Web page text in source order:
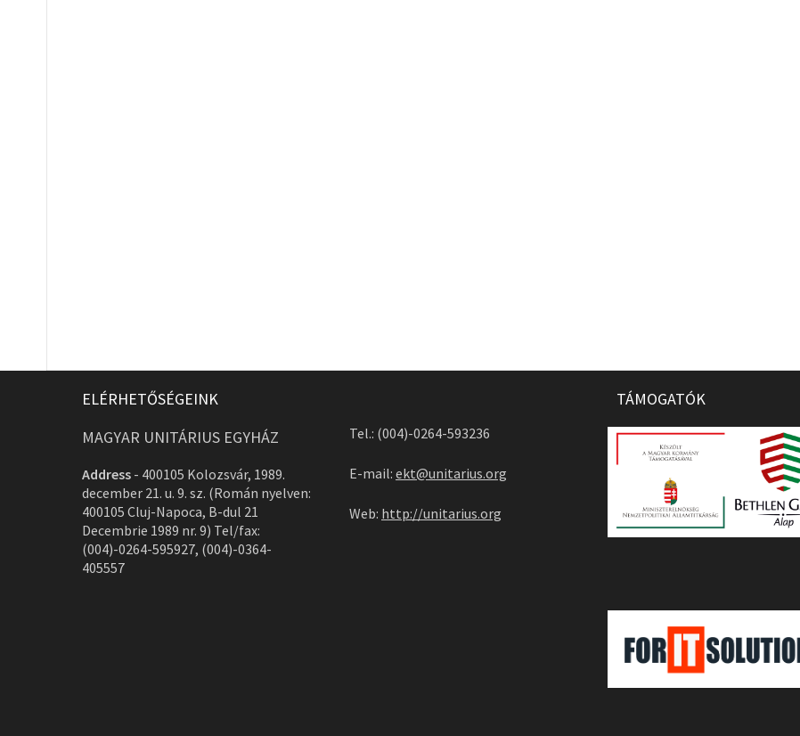
ELÉRHETŐSÉGEINK
MAGYAR UNITÁRIUS EGYHÁZ
Address - 400105 Kolozsvár, 1989.
december 21. u. 9. sz. (Román nyelven:
400105 Cluj-Napoca, B-dul 21
Decembrie 1989 nr. 9) Tel/fax:
(004)-0264-595927, (004)-0364-
405557
Tel.: (004)-0264-593236
E-mail: ekt@unitarius.org
Web: http://unitarius.org
TÁMOGATÓK